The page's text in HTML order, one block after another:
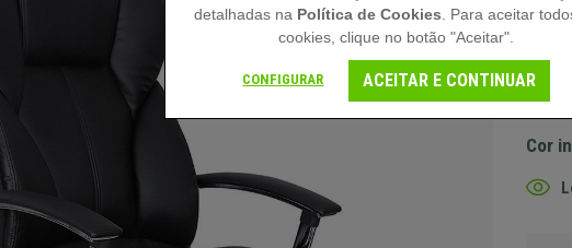
Sem
Cor
detalhadas na Política de Cookies . Para aceitar
cookies, clique no botão "Aceitar".
CONFIGURAR ACEITAR E CONTINUAR